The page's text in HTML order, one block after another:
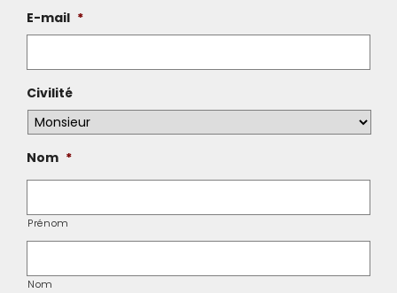
E-mail *
Civilité
Nom *
Prénom
Nom